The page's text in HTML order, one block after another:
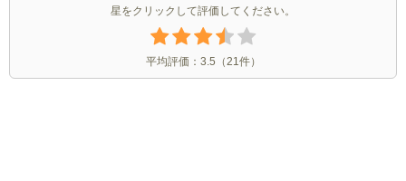
星をクリックして評価してください。
平均評価： 3.5 （21件）